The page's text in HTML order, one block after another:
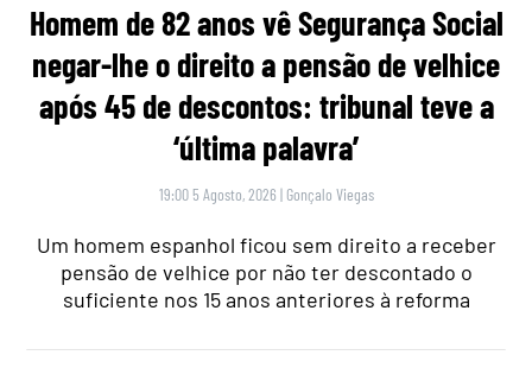
Homem de 82 anos vê Segurança Social
negar-lhe o direito a pensão de velhice
após 45 de descontos: tribunal teve a
‘última palavra’
19:00 5 Agosto, 2026 | Gonçalo Viegas
Um homem espanhol ficou sem direito a receber
pensão de velhice por não ter descontado o
suficiente nos 15 anos anteriores à reforma